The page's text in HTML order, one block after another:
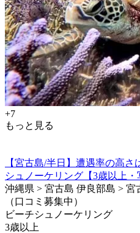
+7
もっと見る
【宮古島/半日】遭遇率の高
シュノーケリング【3歳以上・
沖縄県 > 宮古島 伊良部島 > 宮
（口コミ募集中）
ビーチシュノーケリング
3歳以上